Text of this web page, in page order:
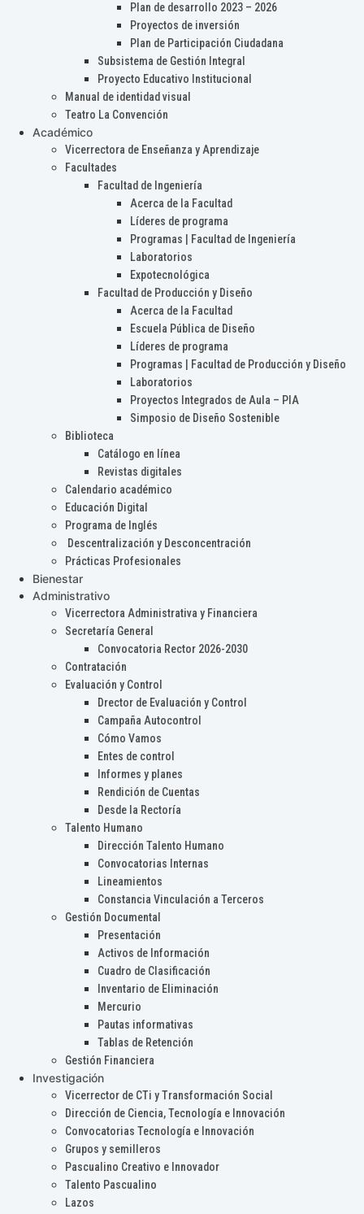
Plan de desarrollo 2023 – 2026
Proyectos de inversión
Plan de Participación Ciudadana
Subsistema de Gestión Integral
Proyecto Educativo Institucional
Manual de identidad visual
Teatro La Convención
Académico
Vicerrectora de Enseñanza y Aprendizaje
Facultades
Facultad de Ingeniería
Acerca de la Facultad
Líderes de programa
Programas | Facultad de Ingeniería
Laboratorios
Expotecnológica
Facultad de Producción y Diseño
Acerca de la Facultad
Escuela Pública de Diseño
Líderes de programa
Programas | Facultad de Producción y Diseño
Laboratorios
Proyectos Integrados de Aula – PIA
Simposio de Diseño Sostenible
Biblioteca
Catálogo en línea
Revistas digitales
Calendario académico
Educación Digital
Programa de Inglés
Descentralización y Desconcentración
Prácticas Profesionales
Bienestar
Administrativo
Vicerrectora Administrativa y Financiera
Secretaría General
Convocatoria Rector 2026-2030
Contratación
Evaluación y Control
Drector de Evaluación y Control
Campaña Autocontrol
Cómo Vamos
Entes de control
Informes y planes
Rendición de Cuentas
Desde la Rectoría
Talento Humano
Dirección Talento Humano
Convocatorias Internas
Lineamientos
Constancia Vinculación a Terceros
Gestión Documental
Presentación
Activos de Información
Cuadro de Clasificación
Inventario de Eliminación
Mercurio
Pautas informativas
Tablas de Retención
Gestión Financiera
Investigación
Vicerrector de CTi y Transformación Social
Dirección de Ciencia, Tecnología e Innovación
Convocatorias Tecnología e Innovación
Grupos y semilleros
Pascualino Creativo e Innovador
Talento Pascualino
Lazos